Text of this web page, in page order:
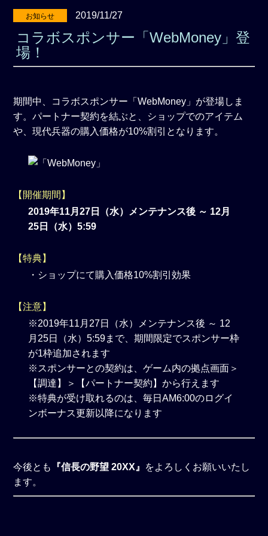
お知らせ 2019/11/27
コラボスポンサー「WebMoney」登
場！
期間中、コラボスポンサー「WebMoney」が登場しま
す。パートナー契約を結ぶと、ショップでのアイテム
や、現代兵器の購入価格が10%割引となります。
【開催期間】
2019年11月27日（水）メンテナンス後 ～ 12月
25日（水）5:59
【特典】
・ショップにて購入価格10%割引効果
【注意】
※2019年11月27日（水）メンテナンス後 ～ 12
月25日（水）5:59まで、期間限定でスポンサー枠
が1枠追加されます
※スポンサーとの契約は、ゲーム内の拠点画面＞
【調達】＞【パートナー契約】から行えます
※特典が受け取れるのは、毎日AM6:00のログイ
ンボーナス更新以降になります
今後とも 『信長の野望 20XX』 をよろしくお願いいたし
ます。